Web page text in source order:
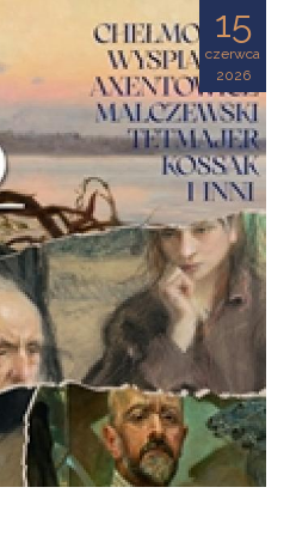
15
czerwca
2026